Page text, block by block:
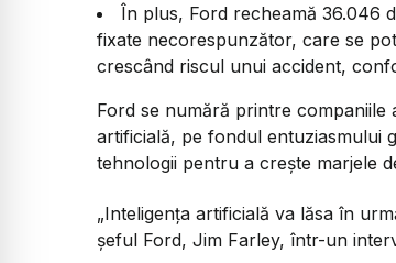
În plus, Ford recheamă 36.046
fixate necorespunzător, care se
crescând riscul unui accident,
Ford se numără printre companiile
artificială, pe fondul entuziasmului
tehnologii pentru a crește marjele
„Inteligența artificială va lăsa în
șeful Ford, Jim Farley, într-un